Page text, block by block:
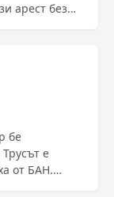
арест без
бе
от БАН.